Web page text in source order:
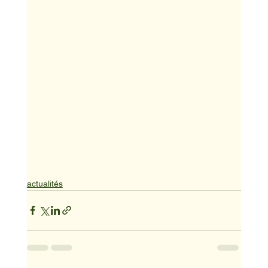
actualités